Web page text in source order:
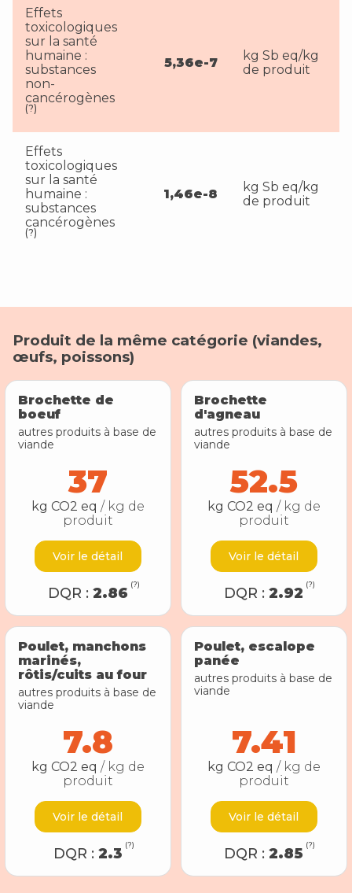
Effets
toxicologiques
sur la santé
humaine :
substances
non-
cancérogènes
(?)
5,36e-7
kg Sb eq/kg
de produit
Effets
toxicologiques
sur la santé
humaine :
substances
cancérogènes
(?)
1,46e-8
kg Sb eq/kg
de produit
Produit de la même catégorie (viandes,
œufs, poissons)
Brochette de
boeuf
autres produits à base de
viande
37
kg CO2 eq / kg de
produit
Voir le détail
DQR : 2.86
(?)
Brochette
d'agneau
autres produits à base de
viande
52.5
kg CO2 eq / kg de
produit
Voir le détail
DQR :2.92
(?)
Poulet, manchons
marinés,
rôtis/cuits au four
autres produits à base de
viande
7.8
kg CO2 eq / kg de
produit
Voir le détail
DQR : 2.3
(?)
Poulet, escalope
panée
autres produits à base de
viande
7.41
kg CO2 eq / kg de
produit
Voir le détail
DQR :2.85
(?)